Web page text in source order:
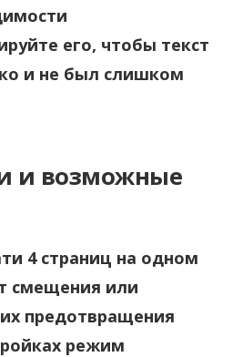
его, чтобы текст
и не был слишком
и возможные
4 страниц на одном
смещения или
предотвращения
режим